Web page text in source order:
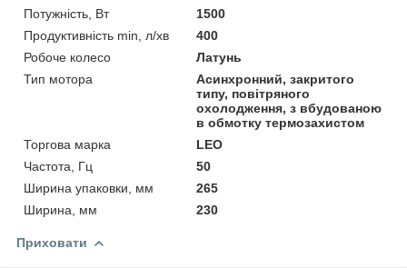
Потужність, Вт
1500
Продуктивність min, л/хв
400
Робоче колесо
Латунь
Тип мотора
Асинхронний, закритого
типу, повітряного
охолодження, з вбудованою
в обмотку термозахистом
Торгова марка
LEO
Частота, Гц
50
Ширина упаковки, мм
265
Ширина, мм
230
Приховати